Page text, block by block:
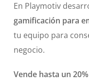
En Playmotiv
gamificación para
tu equipo para
negocio.
Vende hasta un